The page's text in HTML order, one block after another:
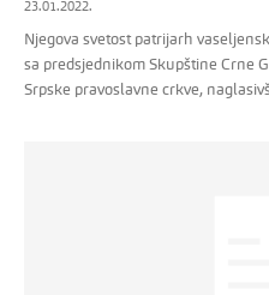
23.01.2022.
Njegova svetost patrijarh
sa predsjednikom Skupštine Crne
Srpske pravoslavne crkve,